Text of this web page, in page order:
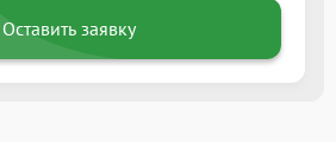
Оставить заявку